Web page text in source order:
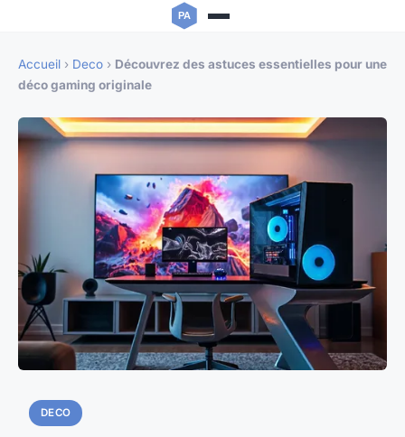
Accueil › Deco › Découvrez des astuces essentielles pour une
déco gaming originale
DECO